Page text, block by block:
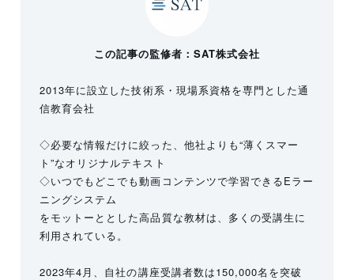
この記事の監修者：SAT株式会社
2013年に設立した技術系・現場系資格を専門とした通
信教育会社
◇必要な情報だけに絞った、他社よりも“薄くスマー
ト”なオリジナルテキスト
◇いつでもどこでも動画コンテンツで学習できるEラー
ニングシステム
をモットーととした高品質な教材は、多くの受講生に
利用されている。
2023年4月、自社の講座受講者数は150,000名を突破